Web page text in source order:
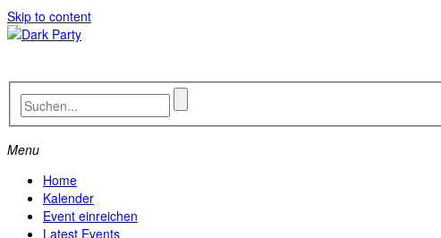
Skip to content
Menu
Home
Kalender
Event einreichen
Latest Events